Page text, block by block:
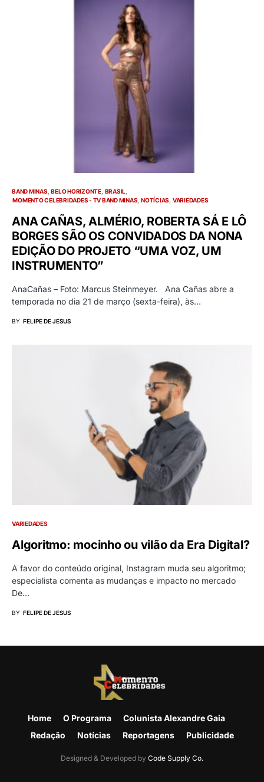
BAND MINAS BELO HORIZONTE BRASIL
MOMENTO CELEBRIDADES - TV BAND MINAS NOTÍCIAS VARIEDADES
ANA CAÑAS, ALMÉRIO, ROBERTA SÁ E LÔ
BORGES SÃO OS CONVIDADOS DA NONA
EDIÇÃO DO PROJETO “UMA VOZ, UM
INSTRUMENTO”
AnaCañas – Foto: Marcus Steinmeyer. Ana Cañas abre a
temporada no dia 21 de março (sexta-feira), às…
BY FELIPE DE JESUS
VARIEDADES
Algoritmo: mocinho ou vilão da Era Digital?
A favor do conteúdo original, Instagram muda seu algoritmo;
especialista comenta as mudanças e impacto no mercado
De…
BY FELIPE DE JESUS
Home O Programa
Colunista Alexandre Gaia
Redação
Notícias Reportagens Publicidade
Designed & Developed by Code Supply Co.